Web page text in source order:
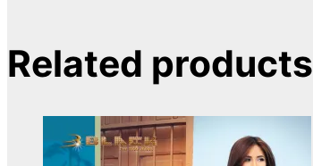
Related products